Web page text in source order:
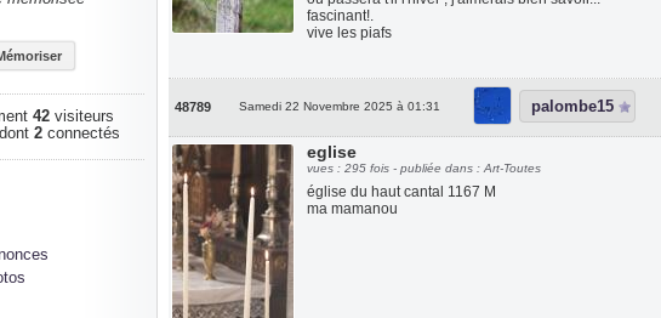
42visiteurs
2connectés
fascinant!.
vive les piafs
48789 Samedi 22 Novembre 2025 à 01:31 palombe15
eglise
vues : 295 fois - publiée dans : Art-Toutes
église du haut cantal 1167 M
ma mamanou